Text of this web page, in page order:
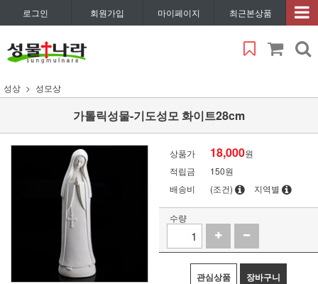
로그인 회원가입 마이페이지 최근본상품
성상 성모상
가톨릭성물-기도성모 화이트28cm
상품가 18,000원
적립금
150원
배송비
(조건) 지역별
수량
관심상품 장바구니